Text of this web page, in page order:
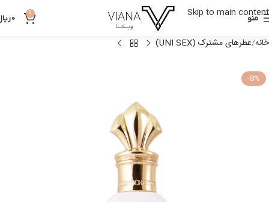
Skip to main content
منو 0
0
خانه عطرهای مشترک (UNI SEX)
-8%